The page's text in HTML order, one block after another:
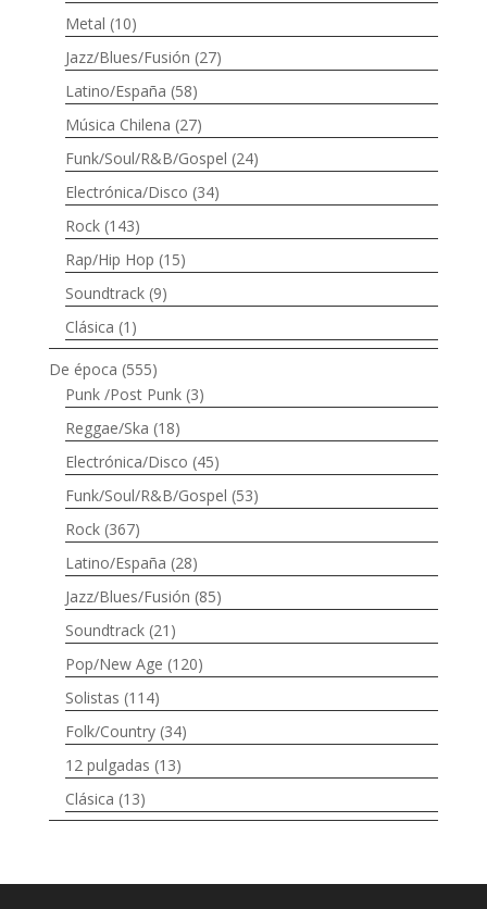
Metal (10)
Jazz/Blues/Fusión (27)
Latino/España (58)
Música Chilena (27)
Funk/Soul/R&B/Gospel (24)
Electrónica/Disco (34)
Rock (143)
Rap/Hip Hop (15)
Soundtrack (9)
Clásica (1)
De época (555)
Punk /Post Punk (3)
Reggae/Ska (18)
Electrónica/Disco (45)
Funk/Soul/R&B/Gospel (53)
Rock (367)
Latino/España (28)
Jazz/Blues/Fusión (85)
Soundtrack (21)
Pop/New Age (120)
Solistas (114)
Folk/Country (34)
12 pulgadas (13)
Clásica (13)